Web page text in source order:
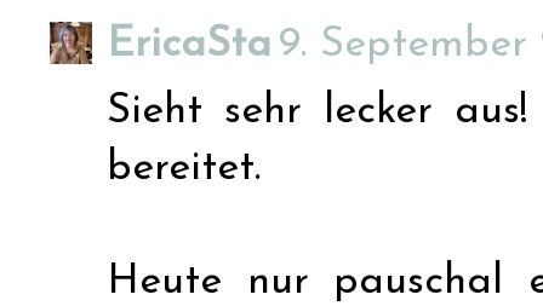
EricaSta 9. September
Sieht sehr lecker
bereitet.
Heute nur pauschal